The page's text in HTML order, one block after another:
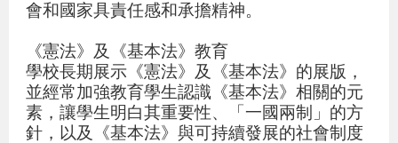
會和國家具責任感和承擔精神。
《憲法》及《基本法》教育
學校長期展示《憲法》及《基本法》的展版，
並經常加強教育學生認識《基本法》相關的元
素，讓學生明白其重要性、「一國兩制」的方
針，以及《基本法》與可持續發展的社會制度